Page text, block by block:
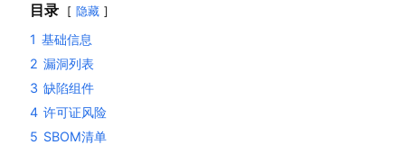
目录 隐藏
1 基础信息
2 漏洞列表
3 缺陷组件
4 许可证风险
5 SBOM清单